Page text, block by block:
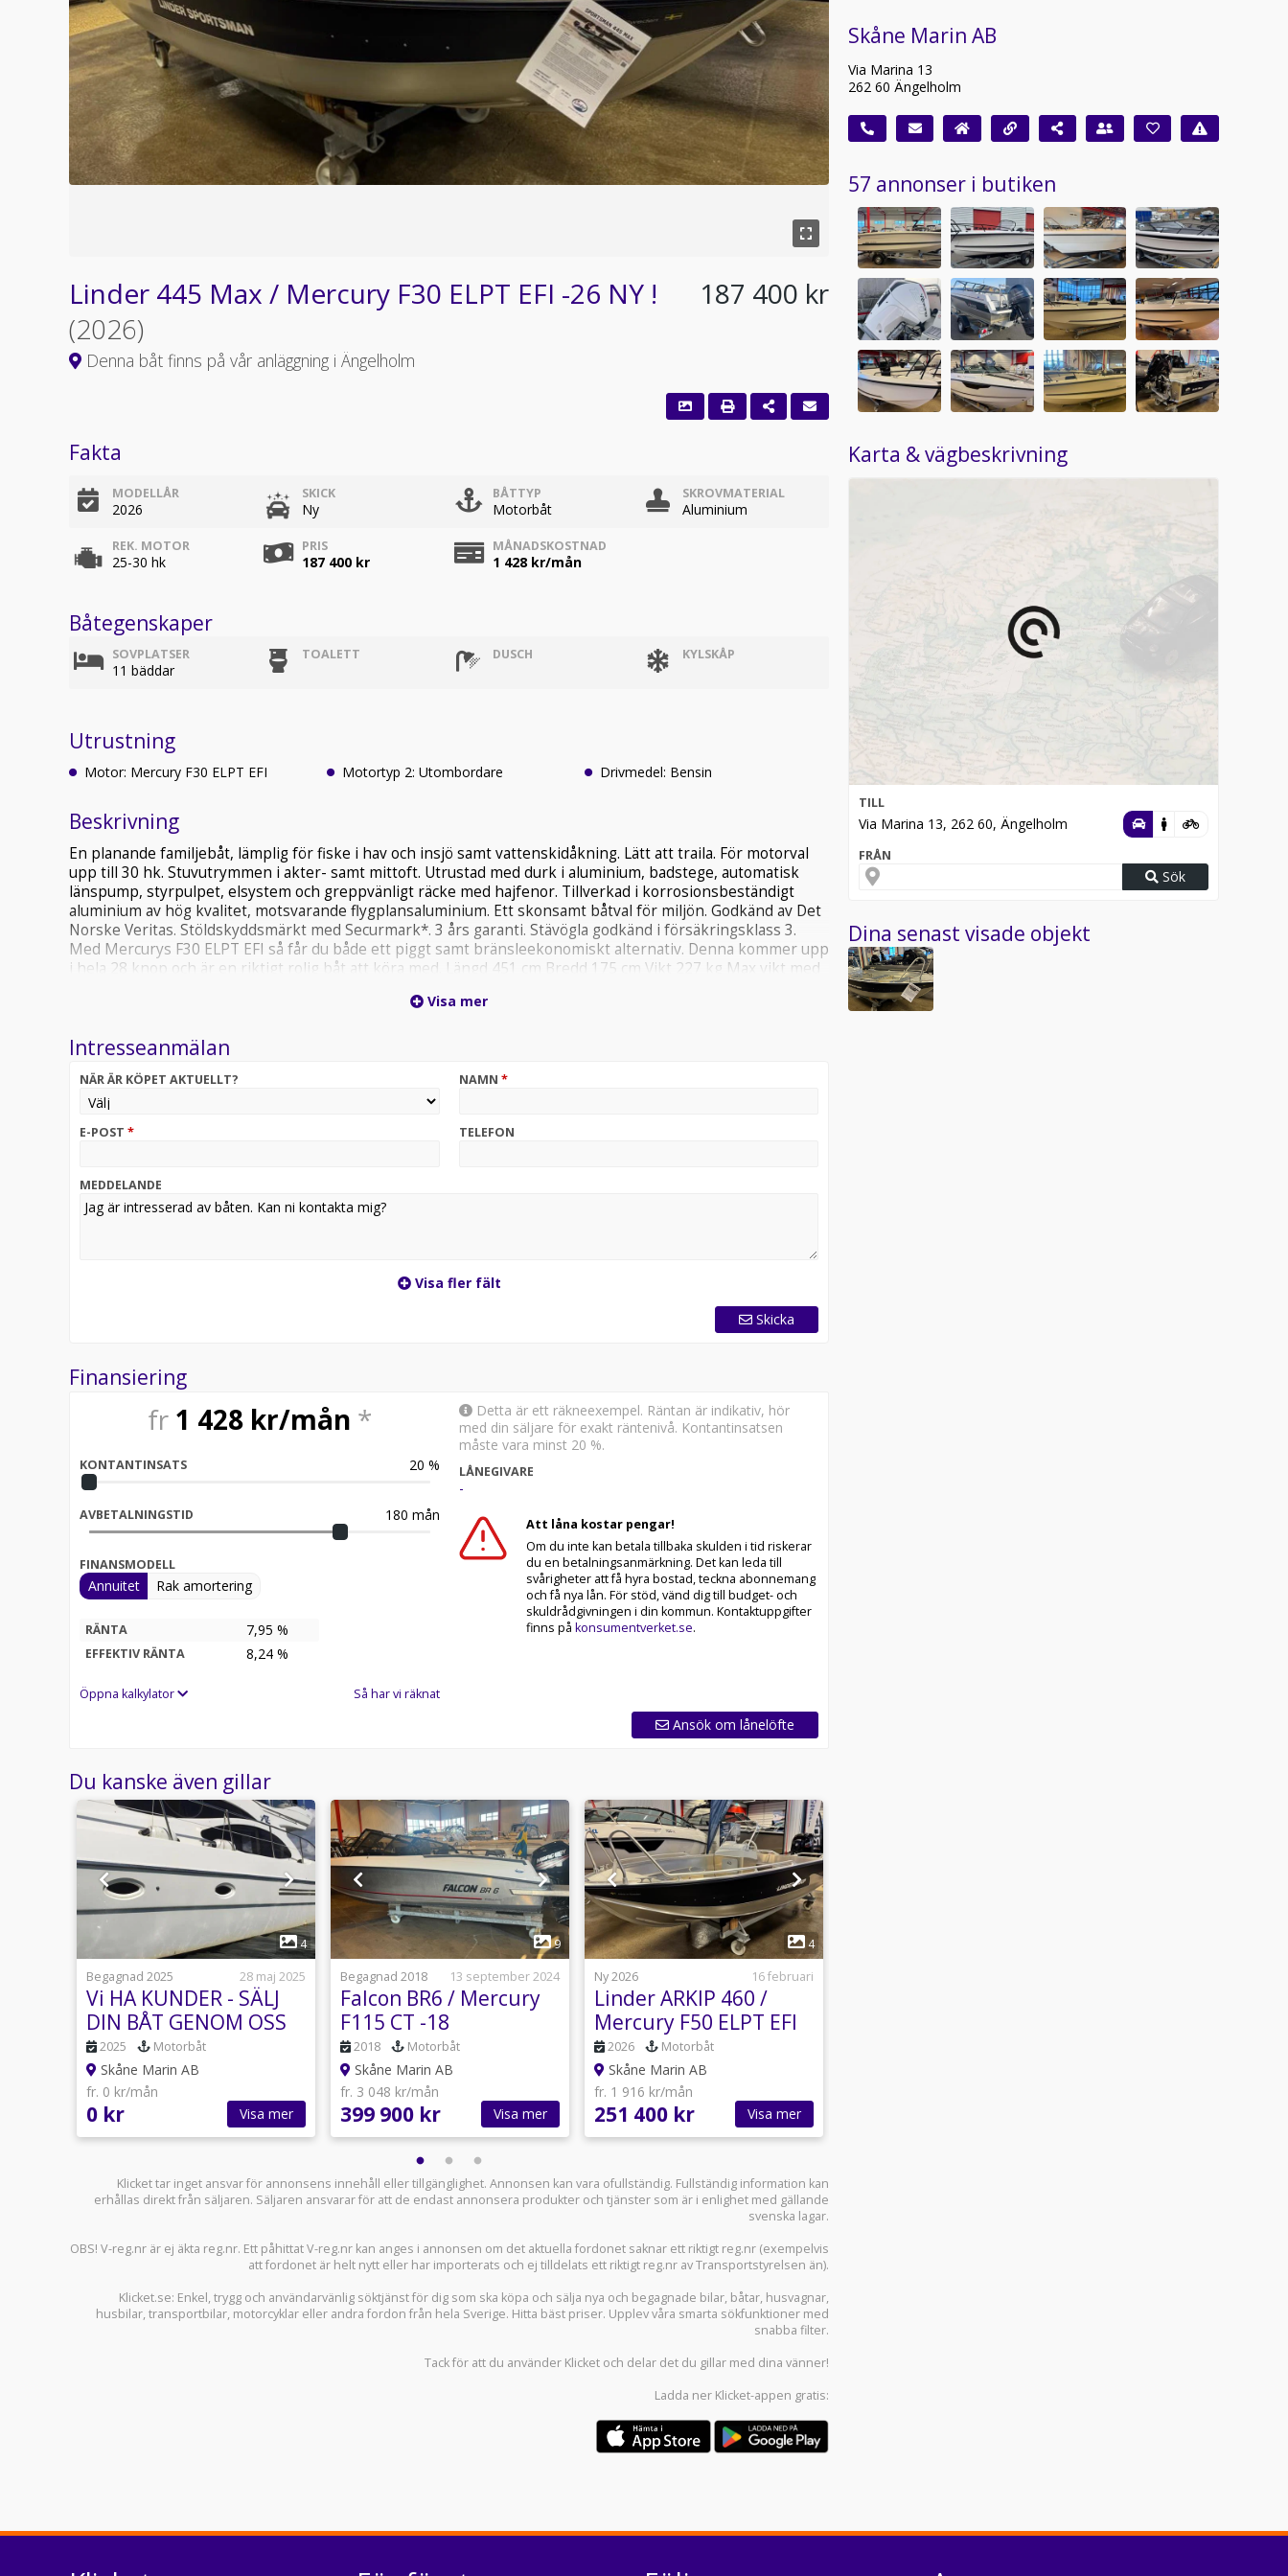
Linder 445 Max / Mercury F30 ELPT EFI -26 NY !
(2026)
Denna båt finns på vår anläggning i Ängelholm
187 400 kr
Fakta
MODELLÅR
2026
SKICK
Ny
BÅTTYP
Motorbåt
SKROVMATERIAL
Aluminium
REK. MOTOR
25-30 hk
PRIS
187 400 kr
MÅNADSKOSTNAD
1 428kr/mån
Båtegenskaper
SOVPLATSER
11 bäddar
TOALETT DUSCH KYLSKÅP
Utrustning
Motor: Mercury F30 ELPT EFI Motortyp 2: Utombordare Drivmedel: Bensin
Beskrivning
En planande familjebåt, lämplig för fiske i hav och insjö samt vattenskidåkning. Lätt att traila. För motorval
upp till 30 hk. Stuvutrymmen i akter- samt mittoft. Utrustad med durk i aluminium, badstege, automatisk
länspump, styrpulpet, elsystem och greppvänligt räcke med hajfenor. Tillverkad i korrosionsbeständigt
aluminium av hög kvalitet, motsvarande flygplansaluminium. Ett skonsamt båtval för miljön. Godkänd av Det
Norske Veritas. Stöldskyddsmärkt med Securmark*. 3 års garanti. Stävögla godkänd i försäkringsklass 3.
Med Mercurys F30 ELPT EFI så får du både ett piggt samt bränsleekonomiskt alternativ. Denna kommer upp
i hela 28 knop och är en riktigt rolig båt att köra med. Längd 451 cm Bredd 175 cm Vikt 227 kg Max vikt med
Skrovvinkel 9° Rek. motor 20-30 hk (14-23 kW) Max motorstyrka 30 hk (23 kW) Reglagekabellängd 1,80 m
och inomskärs Godkänd stävögla Försäkringsklass 3 Certifierad av Securmark Ja Certifierad av DNV Ja
Visa mer
Intresseanmälan
NÄR ÄR KÖPET AKTUELLT? NAMN *
E-POST * TELEFON
MEDDELANDE
Visa fler fält
Skicka
Finansiering
fr 1 428kr/mån *
KONTANTINSATS 20 %
AVBETALNINGSTID 180 mån
FINANSMODELL
Annuitet Rak amortering
RÄNTA 7,95 %
EFFEKTIV RÄNTA 8,24 %
Öppna kalkylator Så har vi räknat
Detta är ett räkneexempel. Räntan är indikativ, hör
med din säljare för exakt räntenivå. Kontantinsatsen
måste vara minst 20 %.
LÅNEGIVARE
-
Att låna kostar pengar!
Om du inte kan betala tillbaka skulden i tid riskerar
du en betalningsanmärkning. Det kan leda till
svårigheter att få hyra bostad, teckna abonnemang
och få nya lån. För stöd, vänd dig till budget- och
skuldrådgivningen i din kommun. Kontaktuppgifter
finns på konsumentverket.se.
Ansök om lånelöfte
Du kanske även gillar
4
Begagnad 2025
28 maj 2025
Vi HA KUNDER - SÄLJ
DIN BÅT GENOM OSS
2025 Motorbåt
Skåne Marin AB
fr. 0 kr/mån
0 kr Visa mer
1
9
Begagnad 2018
13 september 2024
Falcon BR6 / Mercury
F115 CT -18
2018 Motorbåt
Skåne Marin AB
fr. 3 048 kr/mån
399 900 kr Visa mer
1
4
Ny 2026
16 februari
Linder ARKIP 460 /
Mercury F50 ELPT EFI
-26 NY !
2026 Motorbåt
Skåne Marin AB
fr. 1 916 kr/mån
251 400 kr Visa mer
Klicket tar inget ansvar för annonsens innehåll eller tillgänglighet. Annonsen kan vara ofullständig. Fullständig information kan
erhållas direkt från säljaren. Säljaren ansvarar för att de endast annonsera produkter och tjänster som är i enlighet med gällande
svenska lagar.
OBS! V-reg.nr är ej äkta reg.nr. Ett påhittat V-reg.nr kan anges i annonsen om det aktuella fordonet saknar ett riktigt reg.nr (exempelvis
att fordonet är helt nytt eller har importerats och ej tilldelats ett riktigt reg.nr av Transportstyrelsen än).
Klicket.se: Enkel, trygg och användarvänlig söktjänst för dig som ska köpa och sälja nya och begagnade bilar, båtar, husvagnar,
husbilar,transportbilar, motorcyklar eller andra fordon från hela Sverige. Hitta bäst priser. Upplev våra smarta sökfunktioner med
snabba filter.
Tack för att du använder Klicket och delar det du gillar med dina vänner!
Ladda ner Klicket-appen gratis:
Skåne Marin AB
Via Marina 13
262 60 Ängelholm
57 annonser i butiken
Karta & vägbeskrivning
TILL
Via Marina 13, 262 60, Ängelholm
FRÅN
Sök
Dina senast visade objekt